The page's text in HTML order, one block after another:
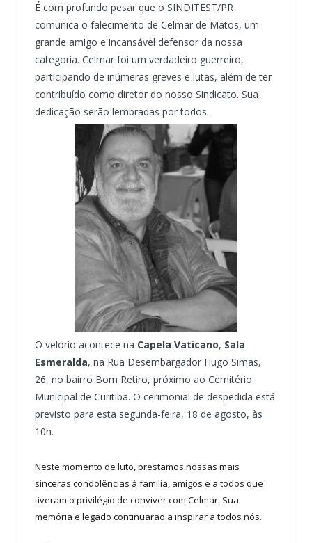
É com profundo pesar que o SINDITEST/PR
comunica o falecimento de Celmar de Matos, um
grande amigo e incansável defensor da nossa
categoria. Celmar foi um verdadeiro guerreiro,
participando de inúmeras greves e lutas, além de ter
contribuído como diretor do nosso Sindicato. Sua
dedicação serão lembradas por todos.
O velório acontece na Capela Vaticano, Sala
Esmeralda, na Rua Desembargador Hugo Simas,
26, no bairro Bom Retiro, próximo ao Cemitério
Municipal de Curitiba. O cerimonial de despedida está
previsto para esta segunda-feira, 18 de agosto, às
10h.
Neste momento de luto, prestamos nossas mais
sinceras condolências à família, amigos e a todos que
tiveram o privilégio de conviver com Celmar. Sua
memória e legado continuarão a inspirar a todos nós.